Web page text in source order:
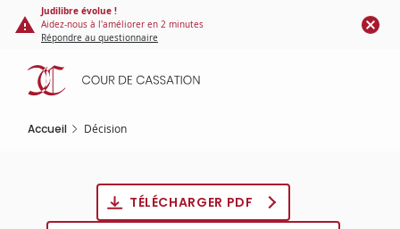
Panneau de gestion des cookies
contenu
principal
Judilibre évolue !
Aidez-nous à l'améliorer en 2 minutes
Répondre au questionnaire
Accueil Décision
TÉLÉCHARGER PDF